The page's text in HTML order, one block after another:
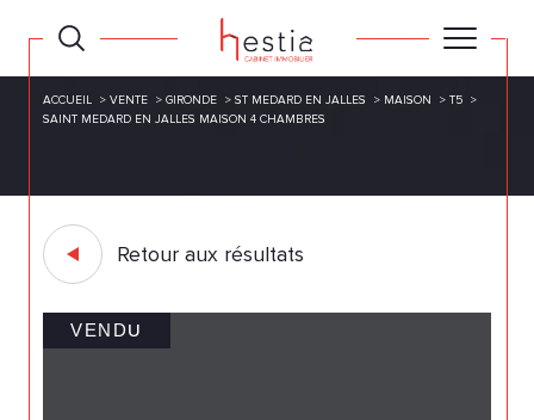
ACCUEIL VENTE GIRONDE ST MEDARD EN JALLES MAISON
T5
SAINT MEDARD EN JALLES MAISON 4 CHAMBRES
Retour aux résultats
VENDU